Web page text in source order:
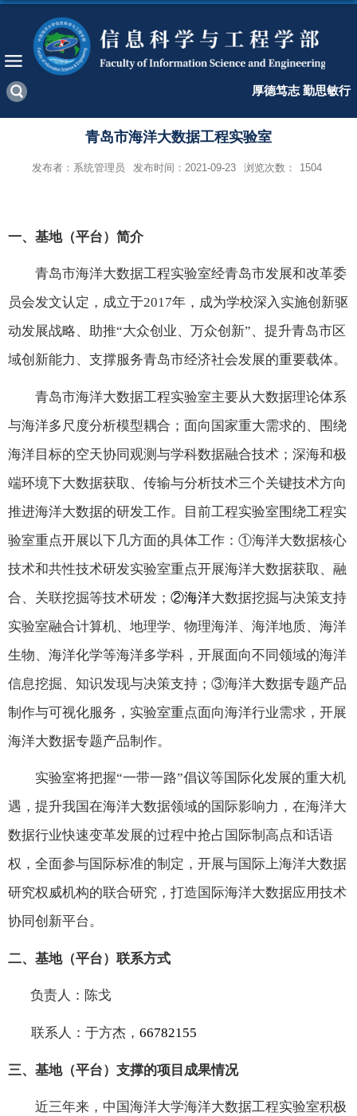
厚德笃志 勤思敏行
青岛市海洋大数据工程实验室
发布者：系统管理员 发布时间：2021-09-23 浏览次数： 1504
一、基地（平台）简介
青岛市海洋大数据工程实验室经青岛市发展和改革委
员会发文认定，成立于2017年，成为学校深入实施创新驱
动发展战略、助推“大众创业、万众创新”、提升青岛市区
域创新能力、支撑服务青岛市经济社会发展的重要载体。
青岛市海洋大数据工程实验室主要从大数据理论体系
与海洋多尺度分析模型耦合；面向国家重大需求的、围绕
海洋目标的空天协同观测与学科数据融合技术；深海和极
端环境下大数据获取、传输与分析技术三个关键技术方向
推进海洋大数据的研发工作。目前工程实验室围绕工程实
验室重点开展以下几方面的具体工作：①海洋大数据核心
技术和共性技术研发实验室重点开展海洋大数据获取、融
合、关联挖掘等技术研发； ②海洋大数据挖掘与决策支持
实验室融合计算机、地理学、物理海洋、海洋地质、海洋
生物、海洋化学等海洋多学科，开展面向不同领域的海洋
信息挖掘、知识发现与决策支持；③海洋大数据专题产品
制作与可视化服务，实验室重点面向海洋行业需求，开展
海洋大数据专题产品制作。
实验室将把握“一带一路”倡议等国际化发展的重大机
遇，提升我国在海洋大数据领域的国际影响力，在海洋大
数据行业快速变革发展的过程中抢占国际制高点和话语
权，全面参与国际标准的制定，开展与国际上海洋大数据
研究权威机构的联合研究，打造国际海洋大数据应用技术
协同创新平台。
二、基地（平台）联系方式
负责人：陈戈
联系人：于方杰，66782155
三、基地（平台）支撑的项目成果情况
近三年来，中国海洋大学海洋大数据工程实验室积极